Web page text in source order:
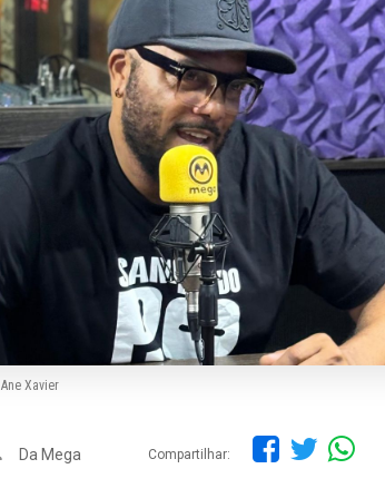
Xavier
Da Mega Compartilhar: